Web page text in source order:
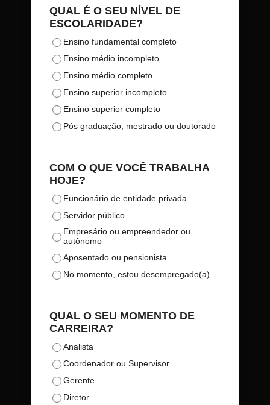
QUAL É O SEU NÍVEL DE
ESCOLARIDADE?
Ensino fundamental completo
Ensino médio incompleto
Ensino médio completo
Ensino superior incompleto
Ensino superior completo
Pós graduação, mestrado ou doutorado
COM O QUE VOCÊ TRABALHA
HOJE?
Funcionário de entidade privada
Servidor público
Empresário ou empreendedor ou
autônomo
Aposentado ou pensionista
No momento, estou desempregado(a)
QUAL O SEU MOMENTO DE
CARREIRA?
Analista
Coordenador ou Supervisor
Gerente
Diretor